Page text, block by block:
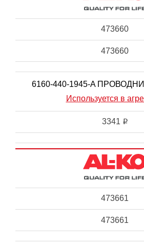
473660
473660
6160-440-1945-A
Используется в
3341 i
473661
473661